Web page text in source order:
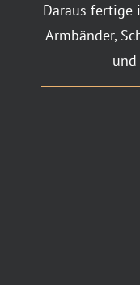
Daraus fertige
Armbänder,